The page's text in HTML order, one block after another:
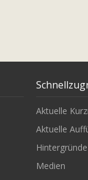
Aktuelle
Aktuelle
Hintergründe
Medien